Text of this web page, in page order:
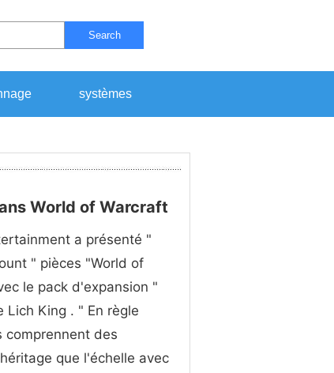
Search
systèmes
World of Warcraft
a présenté "
" pièces "World of
le pack d'expansion "
Lich King . " En règle
comprennent des
que l'échelle avec